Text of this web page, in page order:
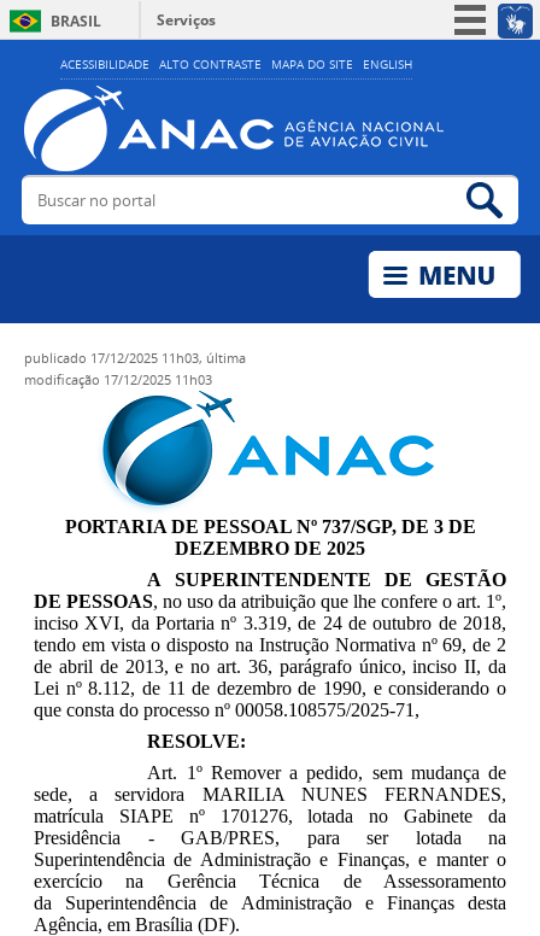
ACESSIBILIDADE ALTO CONTRASTE MAPA DO SITE ENGLISH
BRASIL
Serviços
Simplifique!
Acesso à informação
Legislação
Buscar no portal
publicado 17/12/2025 11h03, última
modificação 17/12/2025 11h03
PORTARIA DE PESSOAL Nº 737/SGP, DE 3 DE
DEZEMBRO DE 2025
A SUPERINTENDENTE DE GESTÃO
DE PESSOAS, no uso da atribuição que lhe confere o art. 1º,
inciso XVI, da Portaria nº 3.319, de 24 de outubro de 2018,
tendo em vista o disposto na Instrução Normativa nº 69, de 2
de abril de 2013, e no art. 36, parágrafo único, inciso II, da
Lei nº 8.112, de 11 de dezembro de 1990, e considerando o
que consta do processo nº 00058.108575/2025-71,
RESOLVE:
Art. 1º Remover a pedido, sem mudança de
sede, a servidora MARILIA NUNES FERNANDES,
matrícula SIAPE nº 1701276, lotada no Gabinete da
Presidência - GAB/PRES, para ser lotada na
Superintendência de Administração e Finanças, e manter o
exercício na Gerência Técnica de Assessoramento
da Superintendência de Administração e Finanças desta
Agência, em Brasília (DF).